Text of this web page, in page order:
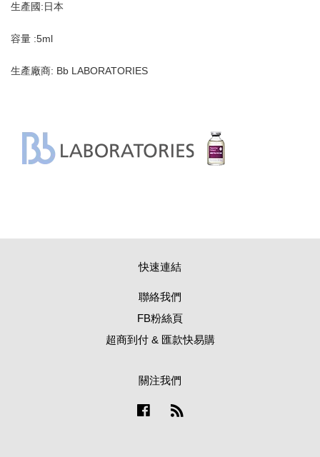
生產國:日本
容量 :5ml
生產廠商: Bb LABORATORIES
快速連結
聯絡我們
FB粉絲頁
超商到付 & 匯款快易購
關注我們
Facebook